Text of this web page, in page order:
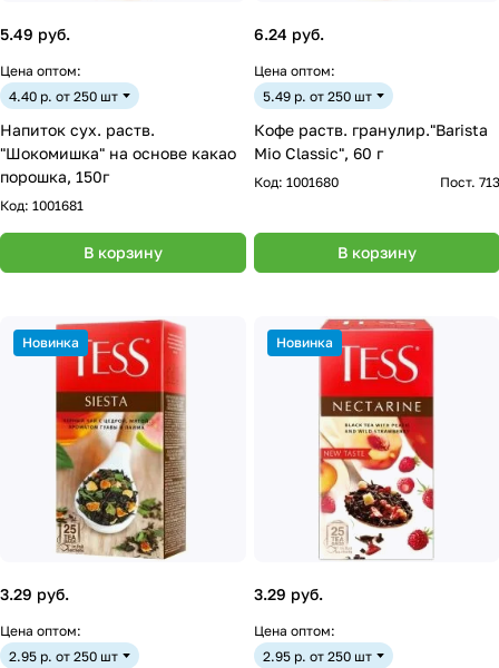
5.49 руб.
Цена оптом:
4.40 р. от 250 шт
Напиток сух. раств.
"Шокомишка" на основе какао
порошка, 150г
Код: 1001681
В корзину
6.24 руб.
Цена оптом:
5.49 р. от 250 шт
Кофе раств. гранулир."Barista
Mio Classic", 60 г
Код: 1001680 Пост. 713
В корзину
Новинка
3.29 руб.
Цена оптом:
2.95 р. от 250 шт
Новинка
3.29 руб.
Цена оптом:
2.95 р. от 250 шт